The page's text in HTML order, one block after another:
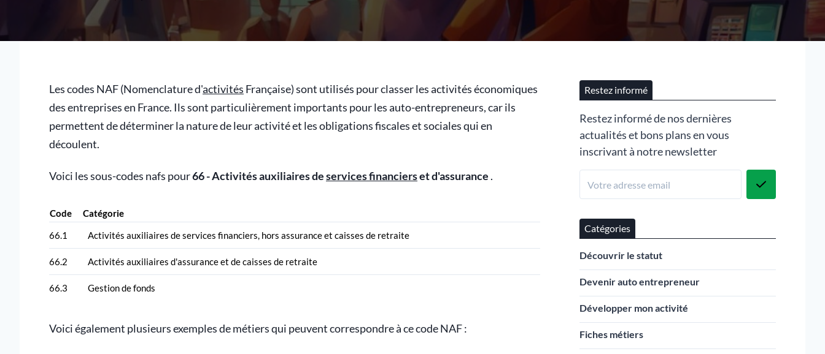
Les codes NAF (Nomenclature d'activités Française) sont utilisés pour classer les activités économiques
des entreprises en France. Ils sont particulièrement importants pour les auto-entrepreneurs, car ils
permettent de déterminer la nature de leur activité et les obligations fiscales et sociales qui en
découlent.
Voici les sous-codes nafs pour66 - Activités auxiliaires deservices financierset d'assurance .
Code
Catégorie
66.1
Activités auxiliaires de services financiers, hors assurance et caisses de retraite
66.2 Activités auxiliaires d'assurance et de caisses de retraite
66.3 Gestion de fonds
Voici également plusieurs exemples de métiers qui peuvent correspondre à ce code NAF :
Restez informé
Restez informé de nos dernières
actualités et bons plans en vous
inscrivant à notre newsletter
Catégories
Découvrir le statut
Devenir auto entrepreneur
Développer mon activité
Fiches métiers